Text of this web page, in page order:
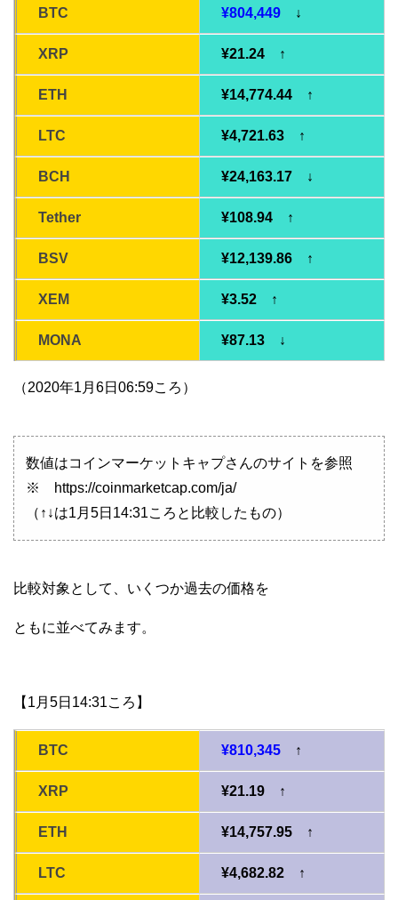
BTC ¥804,449 ↓
XRP ¥21.24 ↑
ETH ¥14,774.44 ↑
LTC ¥4,721.63 ↑
BCH ¥24,163.17 ↓
Tether ¥108.94 ↑
BSV ¥12,139.86 ↑
XEM ¥3.52 ↑
MONA ¥87.13 ↓
（2020年1月6日06:59ころ）
数値はコインマーケットキャプさんのサイトを参照
※ https://coinmarketcap.com/ja/
（↑↓は1月5日14:31ころと比較したもの）
比較対象として、いくつか過去の価格を
ともに並べてみます。
【1月5日14:31ころ】
BTC ¥810,345 ↑
XRP ¥21.19 ↑
ETH ¥14,757.95 ↑
LTC ¥4,682.82 ↑